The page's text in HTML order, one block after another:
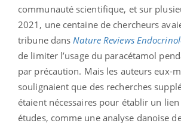
communauté scientifique, et sur
2021, une centaine de chercheurs
tribune dans Nature Reviews
de limiter l’usage du paracétamol
par précaution. Mais les auteurs eux-
soulignaient que des recherches
étaient nécessaires pour établir un lien
études, comme une analyse danoise